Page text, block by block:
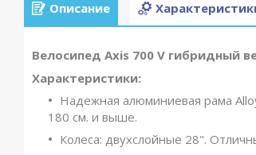
Описание
Велосипед Axis 700 V гибридный
Характеристики:
Надежная алюминиевая рама
180 см. и выше.
Колеса: двухслойные 28".